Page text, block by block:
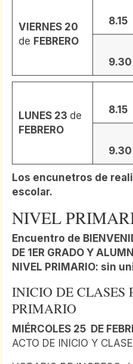
VIERNES 20
de FEBRERO
8.15
9.30
LUNES 23 de
FEBRERO
8.15
9.30
Los encunetros de
escolar.
NIVEL
Encuentro de
DE 1ER GRADO Y
NIVEL PRIMARIO: sin
INICIO DE CLASES
PRIMARIO
MIÉRCOLES 25 DE
ACTO DE INICIO Y